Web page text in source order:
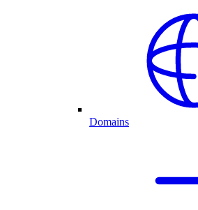
Domains